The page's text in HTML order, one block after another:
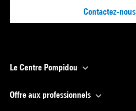
Contactez-nous
Le Centre Pompidou
Offre aux professionnels